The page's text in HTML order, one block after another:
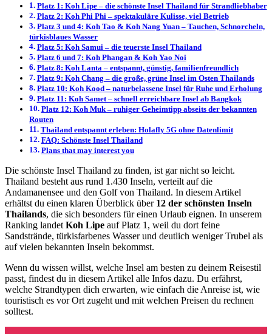
Platz 1: Koh Lipe – die schönste Insel Thailand für Strandliebhaber
Platz 2: Koh Phi Phi – spektakuläre Kulisse, viel Betrieb
Platz 3 und 4: Koh Tao & Koh Nang Yuan – Tauchen, Schnorcheln,
türkisblaues Wasser
Platz 5: Koh Samui – die teuerste Insel Thailand
Platz 6 und 7: Koh Phangan & Koh Yao Noi
Platz 8: Koh Lanta – entspannt, günstig, familienfreundlich
Platz 9: Koh Chang – die große, grüne Insel im Osten Thailands
Platz 10: Koh Kood – naturbelassene Insel für Ruhe und Erholung
Platz 11: Koh Samet – schnell erreichbare Insel ab Bangkok
Platz 12: Koh Muk – ruhiger Geheimtipp abseits der bekannten
Routen
Thailand entspannt erleben: Holafly 5G ohne Datenlimit
FAQ: Schönste Insel Thailand
Plans that may interest you
Die schönste Insel Thailand zu finden, ist gar nicht so leicht.
Thailand besteht aus rund 1.430 Inseln, verteilt auf die
Andamanensee und den Golf von Thailand. In diesem Artikel
erhältst du einen klaren Überblick über 12 der schönsten Inseln
Thailands, die sich besonders für einen Urlaub eignen. In unserem
Ranking landet Koh Lipe auf Platz 1, weil du dort feine
Sandstrände, türkisfarbenes Wasser und deutlich weniger Trubel als
auf vielen bekannten Inseln bekommst.
Wenn du wissen willst, welche Insel am besten zu deinem Reisestil
passt, findest du in diesem Artikel alle Infos dazu. Du erfährst,
welche Strandtypen dich erwarten, wie einfach die Anreise ist, wie
touristisch es vor Ort zugeht und mit welchen Preisen du rechnen
solltest.